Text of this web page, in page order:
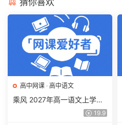
猜你喜欢
高中网课 · 高中语文
乘风 2027年高一语文上学期
网课教程 高一语文 暑假班视
19.9